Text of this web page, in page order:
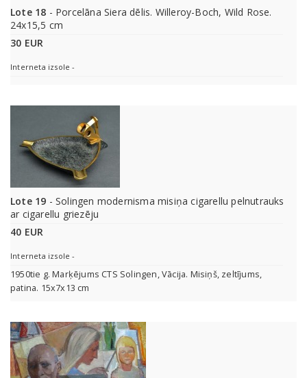
Lote 18 - Porcelāna Siera dēlis. Willeroy-Boch, Wild Rose.
24x15,5 cm
30 EUR
Interneta izsole -
Lote 19 - Solingen modernisma misiņa cigarellu pelnutrauks
ar cigarellu griezēju
40 EUR
Interneta izsole -
1950tie g. Marķējums CTS Solingen, Vācija. Misiņš, zeltījums,
patina. 15x7x13 cm